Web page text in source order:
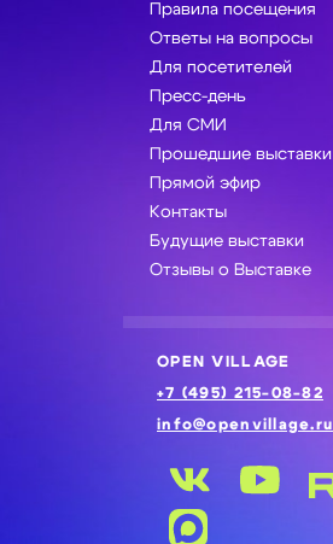
Правила посещения
Ответы на вопросы
Для посетителей
Пресс-день
Для СМИ
Прошедшие выставки
Прямой эфир
Контакты
Будущие выставки
Отзывы о Выставке
OPEN VILLAGE
+7 (495) 215-08-82
info@openvillage.ru